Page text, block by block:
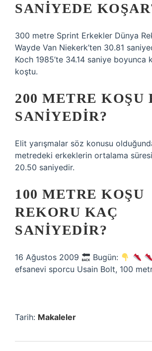
SANIYEDE
300 metre Sprint Erkekler Dünya
Wayde Van Niekerk’ten 30.81
Koch 1985’te 34.14 saniye boyunca
koştu.
200 METRE KOŞU
SANIYEDIR?
Elit yarışmalar söz konusu
metredeki erkeklerin ortalama
20.50 saniyedir.
100 METRE KOŞU
REKORU KAÇ
SANIYEDIR?
16 Ağustos 2009 Bugün:
efsanevi sporcu Usain Bolt, 100
Tarih: Makaleler